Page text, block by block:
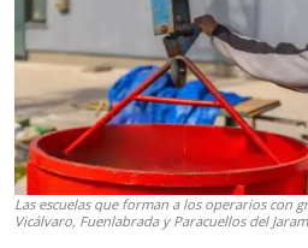
Las escuelas que forman a los operarios con
Vicálvaro, Fuenlabrada y Paracuellos del